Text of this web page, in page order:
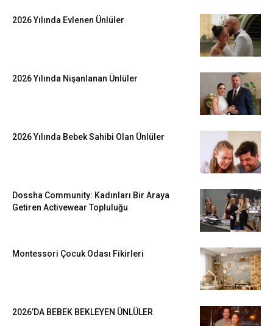
2026 Yılında Evlenen Ünlüler
2026 Yılında Nişanlanan Ünlüler
2026 Yılında Bebek Sahibi Olan Ünlüler
Dossha Community: Kadınları Bir Araya
Getiren Activewear Topluluğu
Montessori Çocuk Odası Fikirleri
2026’DA BEBEK BEKLEYEN ÜNLÜLER